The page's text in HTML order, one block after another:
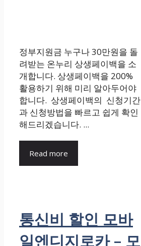
정부지원금 누구나 30만원을 돌
려받는 온누리 상생페이백을 소
개합니다. 상생페이백을 200%
활용하기 위해 미리 알아두어야
합니다. 상생페이백의 신청기간
과 신청방법을 빠르고 쉽게 확인
해드리겠습니다. ...
Read more
통신비 할인 모바
일엔디지로카 – 모